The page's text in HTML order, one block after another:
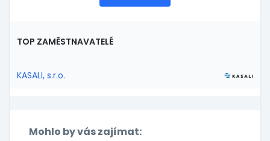
TOP ZAMĚSTNAVATELÉ
KASALI, s.r.o.
Mohlo by vás zajímat: